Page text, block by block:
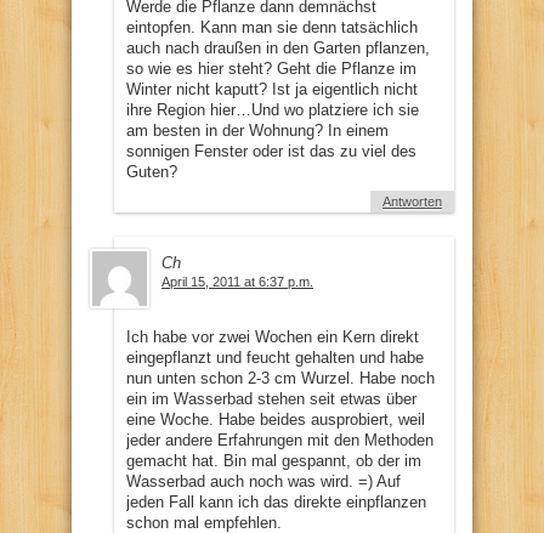
Werde die Pflanze dann demnächst
eintopfen. Kann man sie denn tatsächlich
auch nach draußen in den Garten pflanzen,
so wie es hier steht? Geht die Pflanze im
Winter nicht kaputt? Ist ja eigentlich nicht
ihre Region hier…Und wo platziere ich sie
am besten in der Wohnung? In einem
sonnigen Fenster oder ist das zu viel des
Guten?
Antworten
Ch
April 15, 2011 at 6:37 p.m.
Ich habe vor zwei Wochen ein Kern direkt
eingepflanzt und feucht gehalten und habe
nun unten schon 2-3 cm Wurzel. Habe noch
ein im Wasserbad stehen seit etwas über
eine Woche. Habe beides ausprobiert, weil
jeder andere Erfahrungen mit den Methoden
gemacht hat. Bin mal gespannt, ob der im
Wasserbad auch noch was wird. =) Auf
jeden Fall kann ich das direkte einpflanzen
schon mal empfehlen.